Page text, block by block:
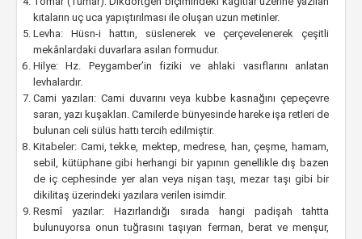
kıtaların uç uca yapıştırılması ile oluşan uzun metinler.
Levha: Hüsn-i hattın, süslenerek ve çerçevelenerek çeşitli
mekânlardaki duvarlara asılan formudur.
Hilye: Hz. Peygamber’in fiziki ve ahlaki vasıflarını anlatan
levhalardır.
Cami yazıları: Cami duvarını veya kubbe kasnağını çepeçevre
saran, yazı kuşakları. Camilerde bünyesinde hareke işa retleri de
bulunan celi sülüs hattı tercih edilmiştir.
Kitabeler: Cami, tekke, mektep, medrese, han, çeşme, hamam,
sebil, kütüphane gibi herhangi bir yapının genellikle dış bazen
de iç cephesinde yer alan veya nişan taşı, mezar taşı gibi bir
dikilitaş üzerindeki yazılara verilen isimdir.
Resmî yazılar: Hazırlandığı sırada hangi padişah tahtta
bulunuyorsa onun tuğrasını taşıyan ferman, berat ve menşur,